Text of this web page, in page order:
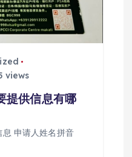
views
提供信息有哪
申请人姓名拼音